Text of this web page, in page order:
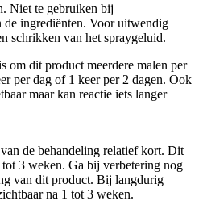
Niet te gebruiken bij
ingrediënten. Voor uitwendig
schrikken van het spraygeluid.
om dit product meerdere malen per
per dag of 1 keer per 2 dagen. Ook
maar kan reactie iets langer
de behandeling relatief kort. Dit
3 weken. Ga bij verbetering nog
van dit product. Bij langdurig
na 1 tot 3 weken.